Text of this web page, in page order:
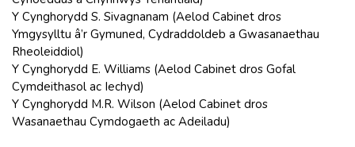
Y Cynghorydd S. Sivagnanam (Aelod Cabinet dros
Ymgysylltu â’r Gymuned, Cydraddoldeb a Gwasanaethau
Rheoleiddiol)
Y Cynghorydd E. Williams (Aelod Cabinet dros Gofal
Cymdeithasol ac Iechyd)
Y Cynghorydd M.R. Wilson (Aelod Cabinet dros
Wasanaethau Cymdogaeth ac Adeiladu)